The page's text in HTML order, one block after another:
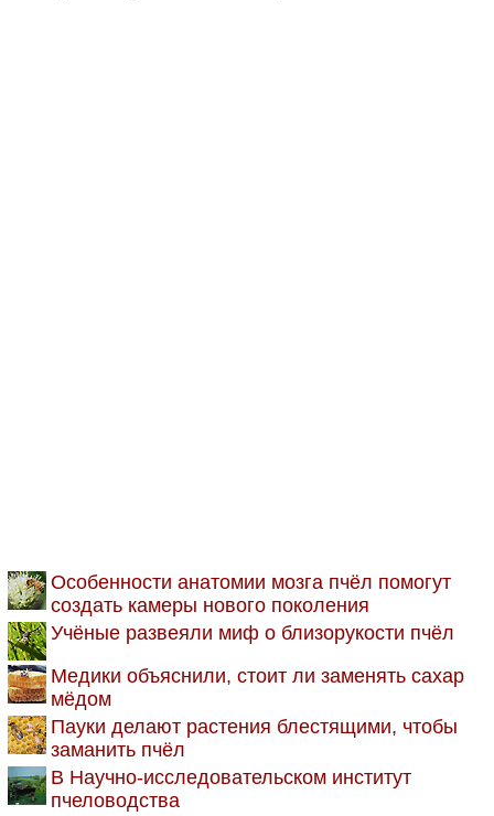
Особенности анатомии мозга пчёл помогут
создать камеры нового поколения
Учёные развеяли миф о близорукости пчёл
Медики объяснили, стоит ли заменять сахар
мёдом
Пауки делают растения блестящими, чтобы
заманить пчёл
В Научно-исследовательском институт
пчеловодства